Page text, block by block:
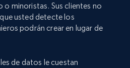
minoristas. Sus clientes no
usted detecte los
podrán crear en lugar de
de datos le cuestan